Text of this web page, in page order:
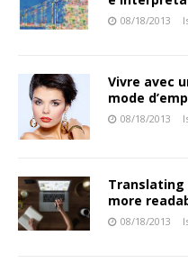
08/18/2013
Vivre avec
mode
08/18/2013
Translating
more
08/18/2013